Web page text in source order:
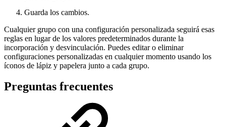
Guarda los cambios.
Cualquier grupo con una configuración personalizada seguirá esas
reglas en lugar de los valores predeterminados durante la
incorporación y desvinculación. Puedes editar o eliminar
configuraciones personalizadas en cualquier momento usando los
íconos de lápiz y papelera junto a cada grupo.
Preguntas frecuentes